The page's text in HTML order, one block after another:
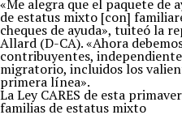
«Me alegra que el paquete de
de estatus mixto [con]
cheques de ayuda», tuiteó la
Allard (D-CA). «Ahora
contribuyentes,
migratorio, incluidos los
primera línea».
La Ley CARES de esta
familias de estatus mixto